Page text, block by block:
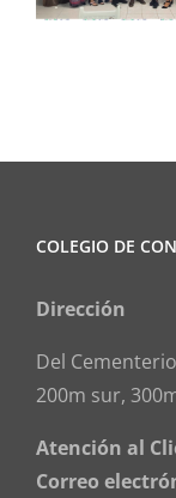
COLEGIO DE
Dirección
Del
200m sur,
Atención al
Correo